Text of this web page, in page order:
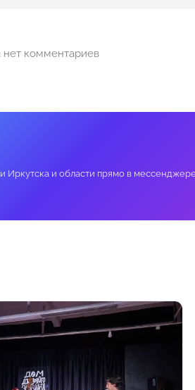
нет комментариев
Иркутска и области прямо в